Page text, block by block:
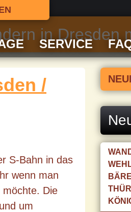
SERVICE
in Dresden
/
S-Bahn in das
wenn man
möchte. Die
um